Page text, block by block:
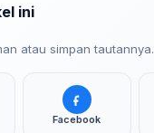
ini
atau simpan tautannya.
Facebook